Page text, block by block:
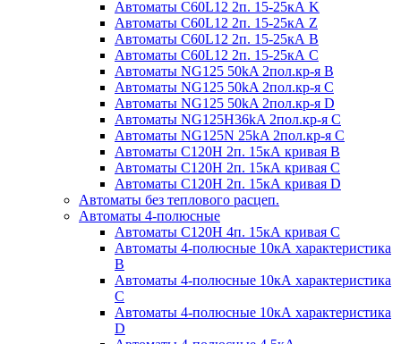
Автоматы C60L12 2п. 15-25кА K
Автоматы C60L12 2п. 15-25кА Z
Автоматы C60L12 2п. 15-25кА B
Автоматы C60L12 2п. 15-25кА C
Автоматы NG125 50kA 2пол.кр-я B
Автоматы NG125 50kA 2пол.кр-я C
Автоматы NG125 50kA 2пол.кр-я D
Автоматы NG125H36kA 2пол.кр-я C
Автоматы NG125N 25kA 2пол.кр-я C
Автоматы С120H 2п. 15кА кривая B
Автоматы С120H 2п. 15кА кривая C
Автоматы С120H 2п. 15кА кривая D
Автоматы без теплового расцеп.
Автоматы 4-полюсные
Автоматы С120H 4п. 15кА кривая C
Автоматы 4-полюсные 10кА характеристика
B
Автоматы 4-полюсные 10кА характеристика
C
Автоматы 4-полюсные 10кА характеристика
D